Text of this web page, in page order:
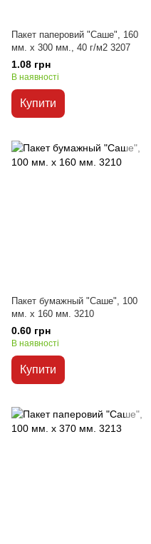
Пакет паперовий "Саше", 160
мм. х 300 мм., 40 г/м2 3207
1.08 грн
В наявності
Купити
Пакет бумажный "Саше", 100
мм. х 160 мм. 3210
0.60 грн
В наявності
Купити